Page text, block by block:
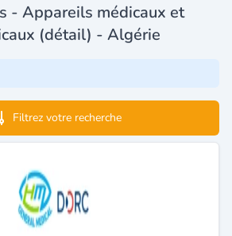
- Appareils médicaux et
(détail) - Algérie
Filtrez votre recherche